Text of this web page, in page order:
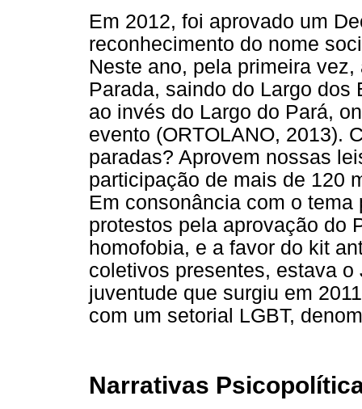
Em 2012, foi aprovado um
reconhecimento do nome
Neste ano, pela primeira
Parada, saindo do Largo
ao invés do Largo do Pará,
evento (ORTOLANO, 2013).
paradas? Aprovem nossas
participação de mais de 120
Em consonância com o
protestos pela aprovação do
homofobia, e a favor do kit
coletivos presentes, estava
juventude que surgiu em
com um setorial LGBT,
Narrativas